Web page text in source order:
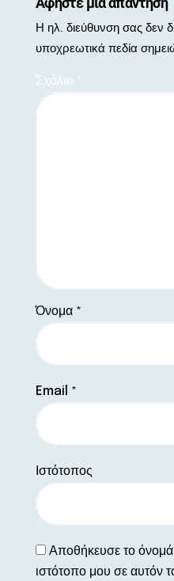
Αφήστε μια απάντηση
Η ηλ. διεύθυνση σας δεν
υποχρεωτικά πεδία
Σχόλιο *
Όνομα *
Email *
Ιστότοπος
Αποθήκευσε το
ιστότοπο μου σε αυτόν